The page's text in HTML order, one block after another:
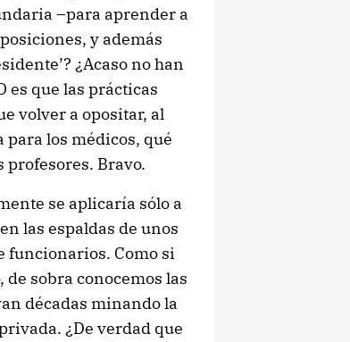
–para aprender a
y además
¿Acaso no han
es que las prácticas
volver a opositar, al
para los médicos, qué
Bravo.
se aplicaría sólo a
las espaldas de unos
funcionarios. Como si
sobra conocemos las
décadas minando la
¿De verdad que